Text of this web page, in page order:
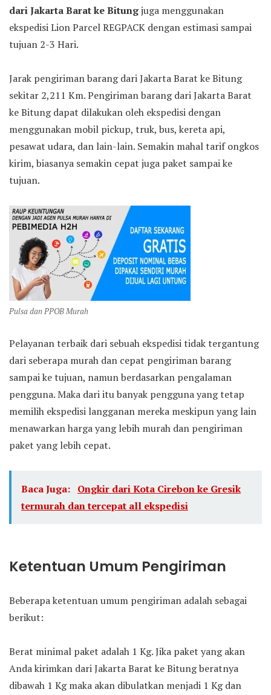
dari Jakarta Barat ke Bitungjuga menggunakan
ekspedisi Lion Parcel REGPACK dengan estimasi sampai
tujuan 2-3 Hari.
Jarak pengiriman barang dari Jakarta Barat ke Bitung
sekitar 2,211 Km. Pengiriman barang dari Jakarta Barat
ke Bitung dapat dilakukan oleh ekspedisi dengan
menggunakan mobil pickup, truk, bus, kereta api,
pesawat udara, dan lain-lain. Semakin mahal tarif ongkos
kirim, biasanya semakin cepat juga paket sampai ke
tujuan.
Pulsa dan PPOB Murah
Pelayanan terbaik dari sebuah ekspedisi tidak tergantung
dari seberapa murah dan cepat pengiriman barang
sampai ke tujuan, namun berdasarkan pengalaman
pengguna. Maka dari itu banyak pengguna yang tetap
memilih ekspedisi langganan mereka meskipun yang lain
menawarkan harga yang lebih murah dan pengiriman
paket yang lebih cepat.
Baca Juga: Ongkir dari Kota Cirebon ke Gresik
termurah dan tercepat all ekspedisi
Ketentuan Umum Pengiriman
Beberapa ketentuan umum pengiriman adalah sebagai
berikut:
Berat minimal paket adalah 1 Kg. Jika paket yang akan
Anda kirimkan dari Jakarta Barat ke Bitung beratnya
dibawah 1 Kg maka akan dibulatkan menjadi 1 Kg dan